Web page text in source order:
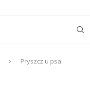
Pryszcz u psa: